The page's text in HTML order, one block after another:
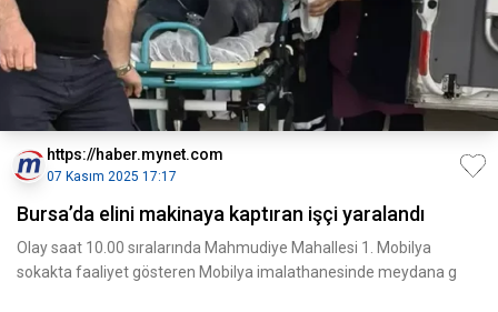
https://haber.mynet.com
07 Kasım 2025 17:17
Bursa’da elini makinaya kaptıran işçi yaralandı
Olay saat 10.00 sıralarında Mahmudiye Mahallesi 1. Mobilya
sokakta faaliyet gösteren Mobilya imalathanesinde meydana g